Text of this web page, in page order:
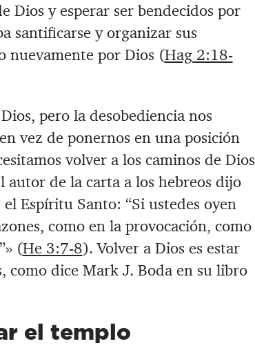
Dios y esperar ser bendecidos por
santificarse y organizar sus
nuevamente por Dios (Hag 2:18-
pero la desobediencia nos
vez de ponernos en una posición
volver a los caminos de Dios
autor de la carta a los hebreos dijo
Espíritu Santo: “Si ustedes oyen
como en la provocación, como
(He 3:7-8). Volver a Dios es estar
como dice Mark J. Boda en su libro
el templo